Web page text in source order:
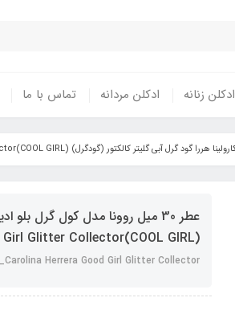
ادکلن زنانه ادکلن مردانه تماس با ما
عطر 30 میل روونا مدل کول گرل
(COOL GIRL)Carolina Herrera Good Girl Glitter Collector
Herrera Good Girl Glitter Collector